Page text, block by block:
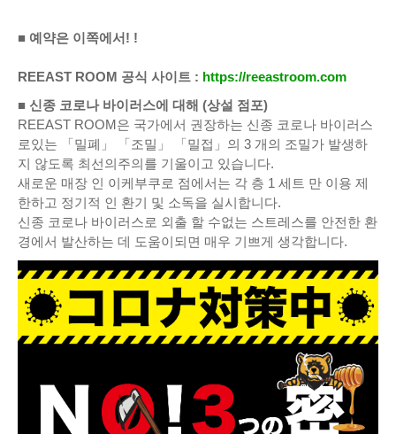
■ 예약은 이쪽에서! !
REEAST ROOM 공식 사이트 : https://reeastroom.com
■ 신종 코로나 바이러스에 대해 (상설 점포)
REEAST ROOM은 국가에서 권장하는 신종 코로나 바이러스
로있는 「밀폐」 「조밀」 「밀접」의 3 개의 조밀가 발생하
지 않도록 최선의주의를 기울이고 있습니다.
새로운 매장 인 이케부쿠로 점에서는 각 층 1 세트 만 이용 제
한하고 정기적 인 환기 및 소독을 실시합니다.
신종 코로나 바이러스로 외출 할 수없는 스트레스를 안전한 환
경에서 발산하는 데 도움이되면 매우 기쁘게 생각합니다.